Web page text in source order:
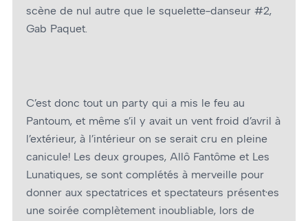
scène de nul autre que le squelette-danseur #2,
Gab Paquet.
C’est donc tout un party qui a mis le feu au
Pantoum, et même s’il y avait un vent froid d’avril à
l’extérieur, à l’intérieur on se serait cru en pleine
canicule! Les deux groupes, Allô Fantôme et Les
Lunatiques, se sont complétés à merveille pour
donner aux spectatrices et spectateurs présent·es
une soirée complètement inoubliable, lors de